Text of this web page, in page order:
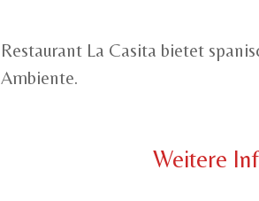
Restaurant La Casita bietet
Ambiente.
Weitere